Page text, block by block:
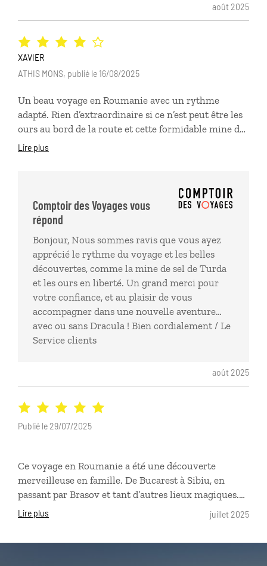
Libearty Bear près de Brasov.
août 2025
Un beau voyage en Roumanie avec un rythme
adapté. Rien d’extraordinaire si ce n’est peut être les
ours au bord de la route et cette formidable mine de
sel de Turda mais un tout très agréable et accessible.
Lire plus
août 2025
XAVIER
ATHIS MONS, publié le 16/08/2025
Comptoir des Voyages vous
répond
Bonjour, Nous sommes ravis que vous ayez
apprécié le rythme du voyage et les belles
découvertes, comme la mine de sel de Turda
et les ours en liberté. Un grand merci pour
votre confiance, et au plaisir de vous
accompagner dans une nouvelle aventure…
avec ou sans Dracula ! Bien cordialement / Le
Service clients
Ce voyage en Roumanie a été une découverte
merveilleuse en famille. De Bucarest à Sibiu, en
passant par Brasov et tant d’autres lieux magiques.
L’itinéraire proposée par Loanne était absolument
parfait : le choix des parcours, les hôtels, les bonnes
Lire plus juillet 2025
Publié le 29/07/2025